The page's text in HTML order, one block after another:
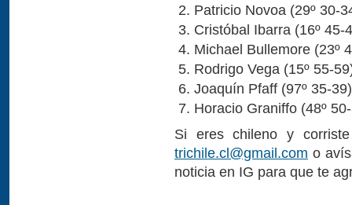
Patricio Novoa (29º 30-
Cristóbal Ibarra (16º 45-
Michael Bullemore (23º
Rodrigo Vega (15º 55-
Joaquín Pfaff (97º 35-
Horacio Graniffo (48º
Si eres chileno y
trichile.cl@gmail.com o
noticia en IG para que te